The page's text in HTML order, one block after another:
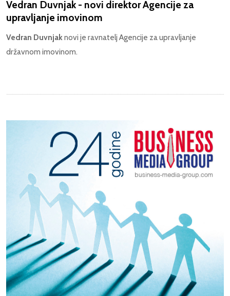
Vedran Duvnjak - novi direktor Agencije za
upravljanje imovinom
Vedran Duvnjaknovi je ravnatelj Agencije za upravljanje
državnom imovinom.